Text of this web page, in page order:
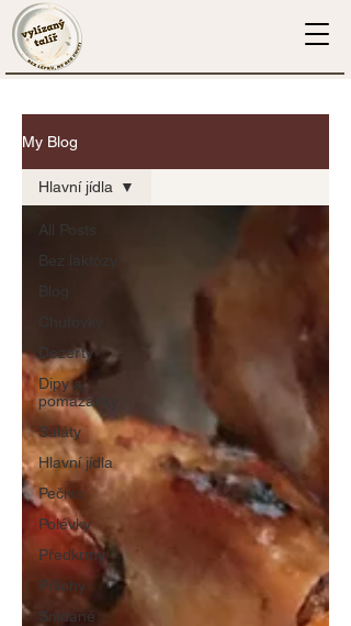
My Blog
All Posts
Bez laktózy
Blog
Dezerty
Dipy a
pomazánky
Saláty
Hlavní jídla
Pečivo
Polévky
Předkrmy
Přílohy
Snídaně
Hlavní jídla